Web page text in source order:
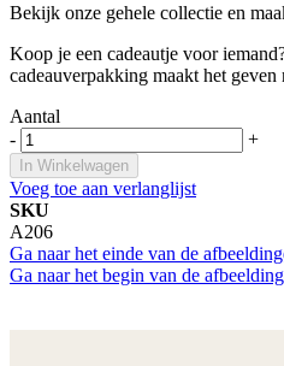
Bekijk onze gehele collectie en
Koop je een cadeautje voor
cadeauverpakking maakt het geven
Aantal
-
+
In Winkelwagen
Voeg toe aan verlanglijst
SKU
A206
Ga naar het einde van de
Ga naar het begin van de